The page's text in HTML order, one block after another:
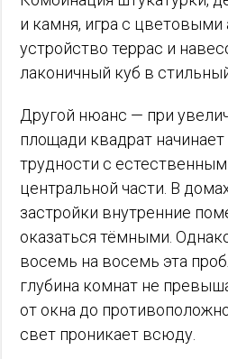
и камня, игра с цветовыми
устройство террас и
лаконичный куб в
Другой нюанс — при
площади квадрат
трудности с
центральной части. В
застройки внутренние
оказаться тёмными.
восемь на восемь эта
глубина комнат не
от окна до
свет проникает всюду.